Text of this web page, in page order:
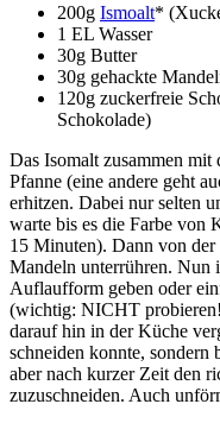
200g Ismoalt*
1 EL Wasser
30g Butter
30g gehackte
120g zuckerfreie
Schokolade)
Das Isomalt zusammen mit
Pfanne (eine andere geht
erhitzen. Dabei nur selten
warte bis es die Farbe von
15 Minuten). Dann von
Mandeln unterrühren. Nun
Auflaufform geben oder
(wichtig: NICHT
darauf hin in der Küche
schneiden konnte, sondern
aber nach kurzer Zeit den
zuzuschneiden. Auch